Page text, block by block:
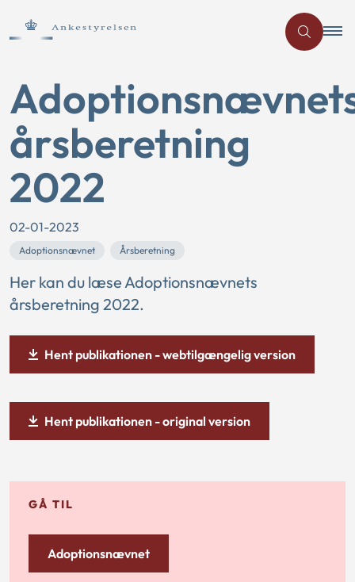
årsberetning
2022
02-01-2023
Adoptionsnævnet Årsberetning
Her kan du læse Adoptionsnævnets
årsberetning 2022.
Hent publikationen - webtilgængelig version
Hent publikationen - original version
GÅ TIL
Adoptionsnævnet